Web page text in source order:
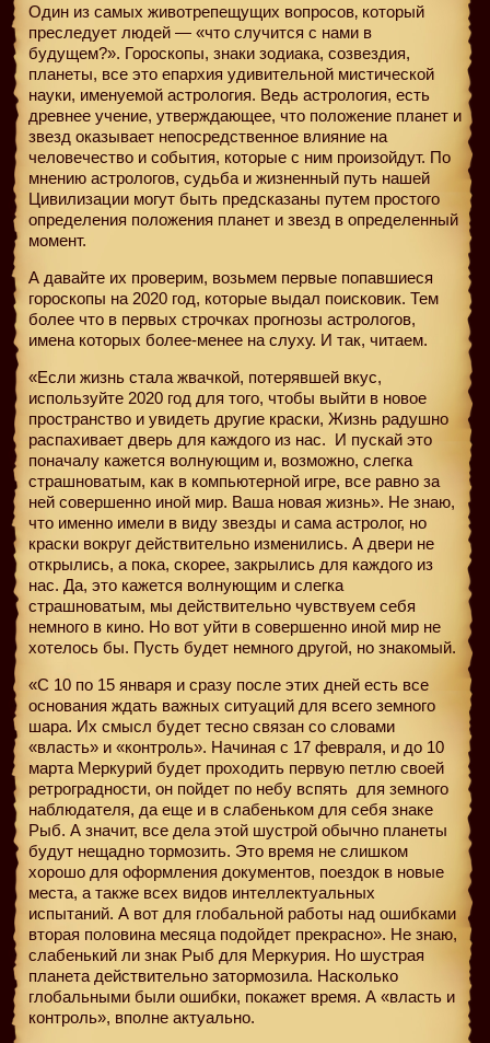
Один из самых животрепещущих вопросов‚ который
преследует людей — «что случится с нами в
будущем?». Гороскопы, знаки зодиака, созвездия,
планеты, все это епархия удивительной мистической
науки, именуемой астрология. Ведь астрология, есть
древнее учение, утверждающее, что положение планет и
звезд оказывает непосредственное влияние на
человечество и события, которые с ним произойдут. По
мнению астрологов, судьба и жизненный путь нашей
Цивилизации могут быть предсказаны путем простого
определения положения планет и звезд в определенный
момент.
А давайте их проверим, возьмем первые попавшиеся
гороскопы на 2020 год, которые выдал поисковик. Тем
более что в первых строчках прогнозы астрологов,
имена которых более-менее на слуху. И так, читаем.
«Если жизнь стала жвачкой, потерявшей вкус,
используйте 2020 год для того, чтобы выйти в новое
пространство и увидеть другие краски, Жизнь радушно
распахивает дверь для каждого из нас. И пускай это
поначалу кажется волнующим и, возможно, слегка
страшноватым, как в компьютерной игре, все равно за
ней совершенно иной мир. Ваша новая жизнь». Не знаю,
что именно имели в виду звезды и сама астролог, но
краски вокруг действительно изменились. А двери не
открылись, а пока, скорее, закрылись для каждого из
нас. Да, это кажется волнующим и слегка
страшноватым, мы действительно чувствуем себя
немного в кино. Но вот уйти в совершенно иной мир не
хотелось бы. Пусть будет немного другой, но знакомый.
«С 10 по 15 января и сразу после этих дней есть все
основания ждать важных ситуаций для всего земного
шара. Их смысл будет тесно связан со словами
«власть» и «контроль». Начиная с 17 февраля, и до 10
марта Меркурий будет проходить первую петлю своей
ретроградности, он пойдет по небу вспять для земного
наблюдателя, да еще и в слабеньком для себя знаке
Рыб. А значит, все дела этой шустрой обычно планеты
будут нещадно тормозить. Это время не слишком
хорошо для оформления документов, поездок в новые
места, а также всех видов интеллектуальных
испытаний. А вот для глобальной работы над ошибками
вторая половина месяца подойдет прекрасно». Не знаю,
слабенький ли знак Рыб для Меркурия. Но шустрая
планета действительно затормозила. Насколько
глобальными были ошибки, покажет время. А «власть и
контроль», вполне актуально.